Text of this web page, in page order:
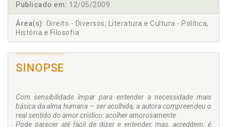
Publicado em: 12/05/2009
Área(s): Direito - Diversos; Literatura e Cultura - Política,
História e Filosofia
SINOPSE
Com sensibilidade ímpar para entender a necessidade mais
básica da alma humana – ser acolhida, a autora compreendeu o
real sentido do amor crístico: acolher amorosamente.
Pode parecer até fácil de dizer e entender, mas, acreditem, é